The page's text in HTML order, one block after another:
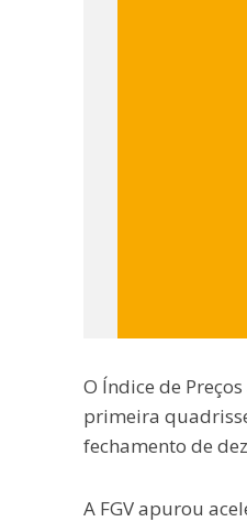
O Índice de
primeira
fechamento de
A FGV apurou